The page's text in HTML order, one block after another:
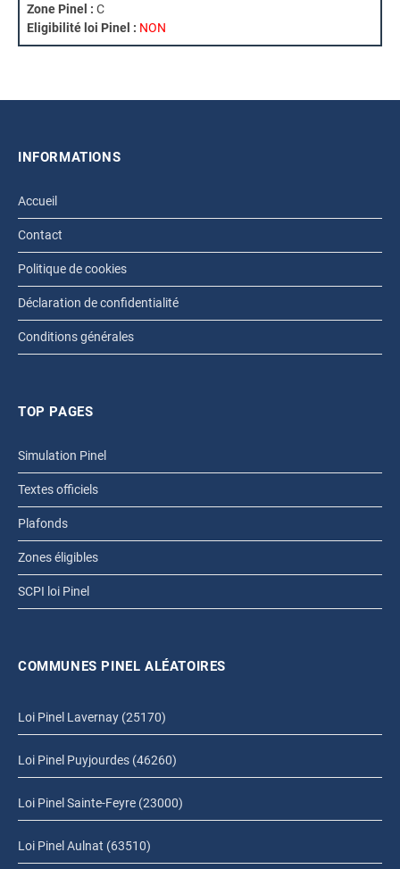
Zone Pinel : C
Eligibilité loi Pinel : NON
INFORMATIONS
Accueil
Contact
Politique de cookies
Déclaration de confidentialité
Conditions générales
TOP PAGES
Simulation Pinel
Textes officiels
Plafonds
Zones éligibles
SCPI loi Pinel
COMMUNES PINEL ALÉATOIRES
Loi Pinel Lavernay (25170)
Loi Pinel Puyjourdes (46260)
Loi Pinel Sainte-Feyre (23000)
Loi Pinel Aulnat (63510)